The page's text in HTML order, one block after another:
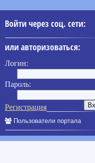
Войти через соц. сети:
или авторизоваться:
Логин:
Пароль:
Регистрация
Пользователи портала